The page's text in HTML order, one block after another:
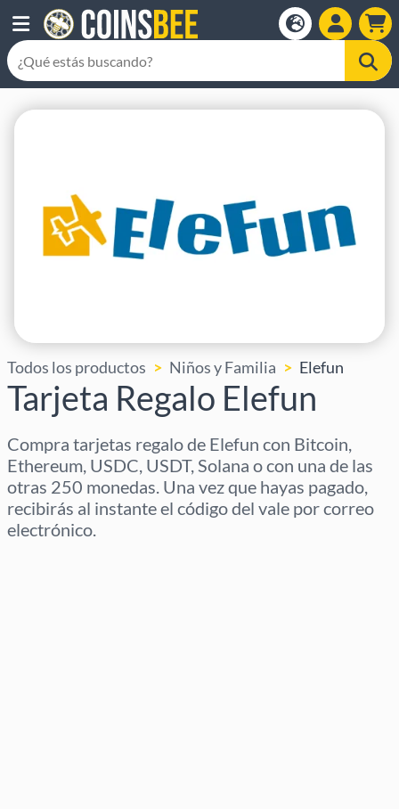
Todos los productos Niños y Familia Elefun
Tarjeta Regalo Elefun
Compra tarjetas regalo de Elefun con Bitcoin,
Ethereum, USDC, USDT, Solana o con una de las
otras 250 monedas. Una vez que hayas pagado,
recibirás al instante el código del vale por correo
electrónico.